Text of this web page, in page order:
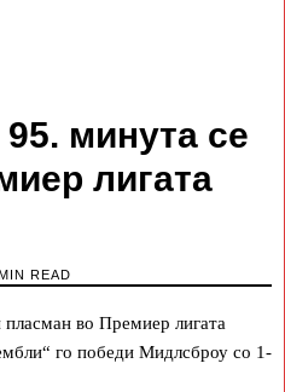
минута се
лигата
READ
во Премиер лигата
го победи Мидлсброу со 1-